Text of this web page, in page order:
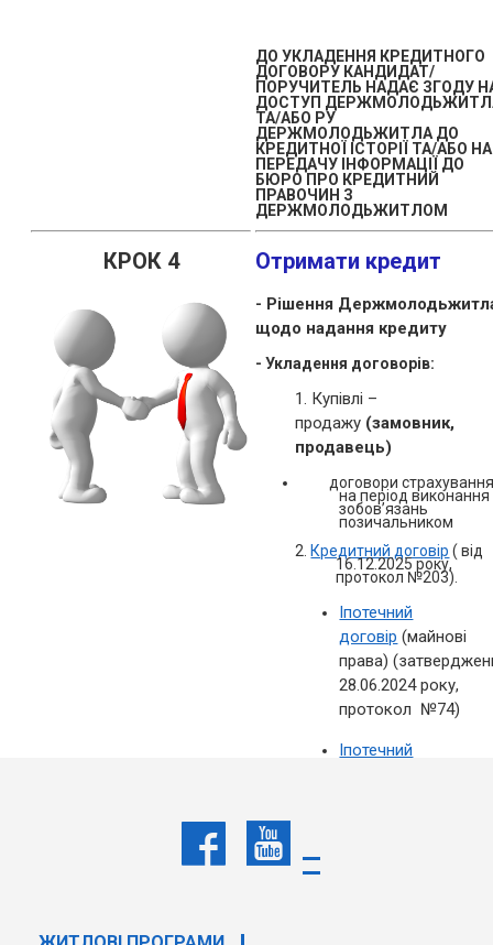
ДО УКЛАДЕННЯ КРЕДИТНОГО
ДОГОВОРУ КАНДИДАТ/
ПОРУЧИТЕЛЬ НАДАЄ ЗГОДУ
ДОСТУП
ТА/АБО РУ
ДЕРЖМОЛОДЬЖИТЛА ДО
КРЕДИТНОЇ ІСТОРІЇ ТА/АБО НА
ПЕРЕДАЧУ ІНФОРМАЦІЇ ДО
БЮРО ПРО КРЕДИТНИЙ
ПРАВОЧИН З
ДЕРЖМОЛОДЬЖИТЛОМ
КРОК 4 Отримати кредит
- Рішення
щодо надання кредиту
- Укладення договорів:
1. Купівлі –
продажу (замовник,
продавець)
договори страхування
на період виконання
зобов’язань
позичальником
2. Кредитний договір ( від
16.12.2025року,
протокол №203).
Іпотечний
договір (майнові
права)
28.06.2024року,
протокол №74)
Іпотечний